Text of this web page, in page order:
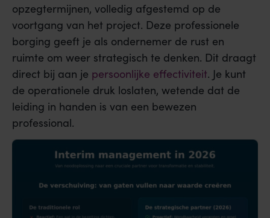
opzegtermijnen, volledig afgestemd op de
voortgang van het project. Deze professionele
borging geeft je als ondernemer de rust en
ruimte om weer strategisch te denken. Dit draagt
direct bij aan je persoonlijke effectiviteit. Je kunt
de operationele druk loslaten, wetende dat de
leiding in handen is van een bewezen
professional.